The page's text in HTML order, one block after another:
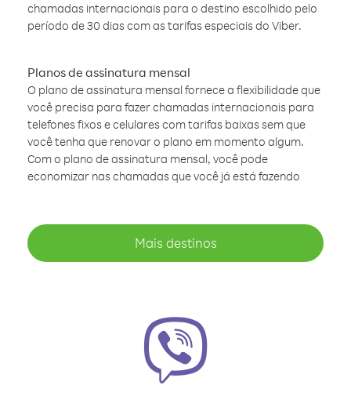
chamadas internacionais para o destino escolhido pelo
período de 30 dias com as tarifas especiais do Viber.
Planos de assinatura mensal
O plano de assinatura mensal fornece a flexibilidade que
você precisa para fazer chamadas internacionais para
telefones fixos e celulares com tarifas baixas sem que
você tenha que renovar o plano em momento algum.
Com o plano de assinatura mensal, você pode
economizar nas chamadas que você já está fazendo
Mais destinos